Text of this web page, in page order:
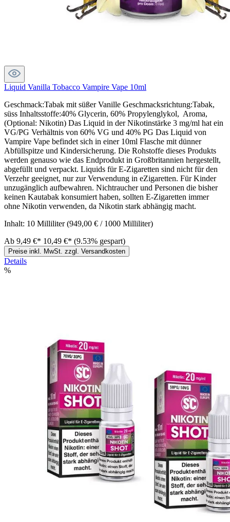
Liquid Vanilla Tobacco Vampire Vape 10ml
Geschmack:Tabak mit süßer Vanille Geschmacksrichtung:Tabak,
süss Inhaltsstoffe:40% Glycerin, 60% Propylenglykol, Aroma,
(Optional: Nikotin) Das Liquid in der Nikotinstärke 3 mg/ml hat ein
VG/PG Verhältnis von 60% VG und 40% PG Das Liquid von
Vampire Vape befindet sich in einer 10ml Flasche mit dünner
Abfüllspitze und Kindersicherung. Die Rohstoffe dieses Produkts
werden genauso wie das Endprodukt in Großbritannien hergestellt,
abgefüllt und verpackt. Liquids für E-Zigaretten sind nicht für den
Verzehr geeignet, nur zur Verwendung in eZigaretten. Für Kinder
unzugänglich aufbewahren. Nichtraucher und Personen die bisher
keinen Kautabak konsumiert haben, sollten E-Zigaretten immer
ohne Nikotin verwenden, da Nikotin stark abhängig macht.
Inhalt: 10 Milliliter(949,00 € / 1000 Milliliter)
Ab 9,49 €* 10,49 €* (9.53% gespart)
Preise inkl. MwSt. zzgl. Versandkosten
Details
%